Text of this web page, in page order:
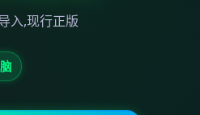
入,现行正版